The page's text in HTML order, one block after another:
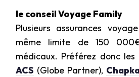
le conseil Voyage Family
Plusieurs assurances
même limite de 150
médicaux. Préférez donc les
ACS (Globe Partner),